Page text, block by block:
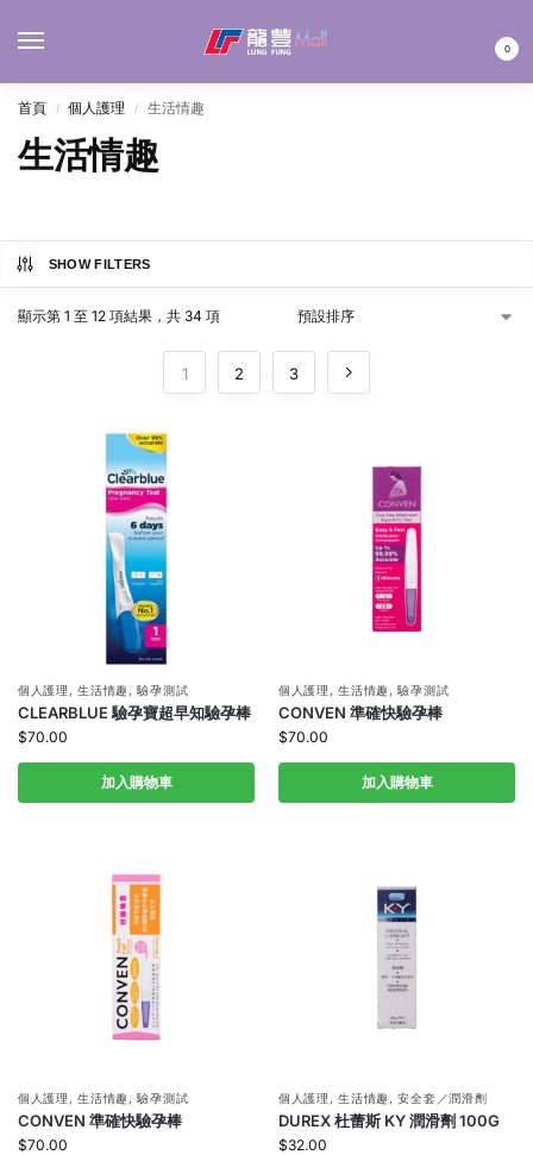
0
首頁 / 個人護理 / 生活情趣
生活情趣
SHOW FILTERS
顯示第 1 至 12 項結果，共 34 項
1 2 3
個人護理 ,生活情趣 ,驗孕測試
CLEARBLUE 驗孕寶超早知驗孕棒
$70.00
加入購物車
個人護理 ,生活情趣 ,驗孕測試
CONVEN 準確快驗孕棒
$70.00
加入購物車
個人護理 ,生活情趣 ,驗孕測試
CONVEN 準確快驗孕棒
$70.00
個人護理 ,生活情趣 ,安全套／潤滑劑
DUREX 杜蕾斯 KY 潤滑劑 100G
$32.00